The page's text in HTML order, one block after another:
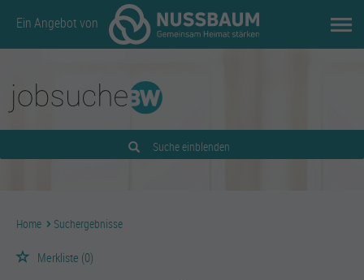
Ein Angebot von
Suche einblenden
Home Suchergebnisse
Merkliste (0)